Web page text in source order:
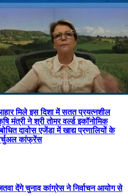
मिले इस दिशा में सतत प्रयत्नशील
मंत्री ने श्री तोमर वर्ल्ड इकॉनोमिक
दावोस एजेंडा में खाद्य प्रणालियों के
कांफ्रेंस
देंगे चुनाव कांग्रेस ने निर्वाचन आयोग से